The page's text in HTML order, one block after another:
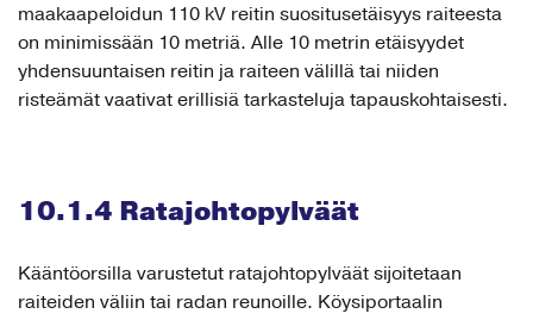
maakaapeloidun 110 kV reitin suositusetäisyys raiteesta
on minimissään 10 metriä. Alle 10 metrin etäisyydet
yhdensuuntaisen reitin ja raiteen välillä tai niiden
risteämät vaativat erillisiä tarkasteluja tapauskohtaisesti.
10.1.4 Ratajohtopylväät
Kääntöorsilla varustetut ratajohtopylväät sijoitetaan
raiteiden väliin tai radan reunoille. Köysiportaalin